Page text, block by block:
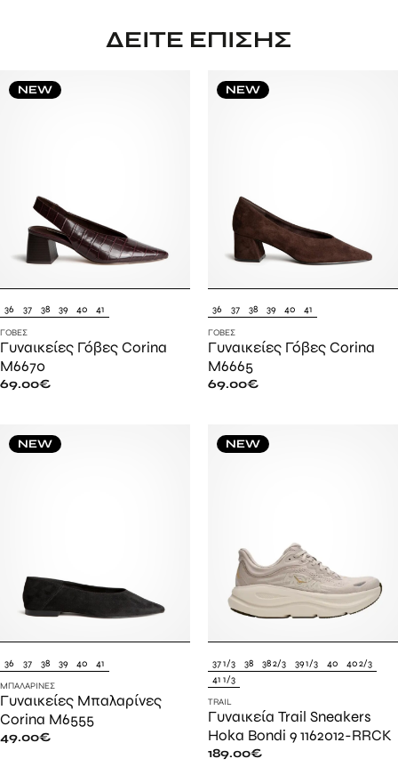
ΔΕΊΤΕ ΕΠΊΣΗΣ
NEW
36 37 38 39 40 41
ΓΌΒΕΣ
Γυναικείες Γόβες Corina
M6670
69.00€
NEW
36 37 38 39 40 41
ΓΌΒΕΣ
Γυναικείες Γόβες Corina
M6665
69.00€
NEW
36 37 38 39 40 41
ΜΠΑΛΑΡΊΝΕΣ
Γυναικείες Μπαλαρίνες
Corina M6555
49.00€
NEW
37 1/3 38 38 2/3 39 1/3 40
40 2/3
41 1/3
TRAIL
Γυναικεία Trail Sneakers
Hoka Bondi 9 1162012-RRCK
189.00€